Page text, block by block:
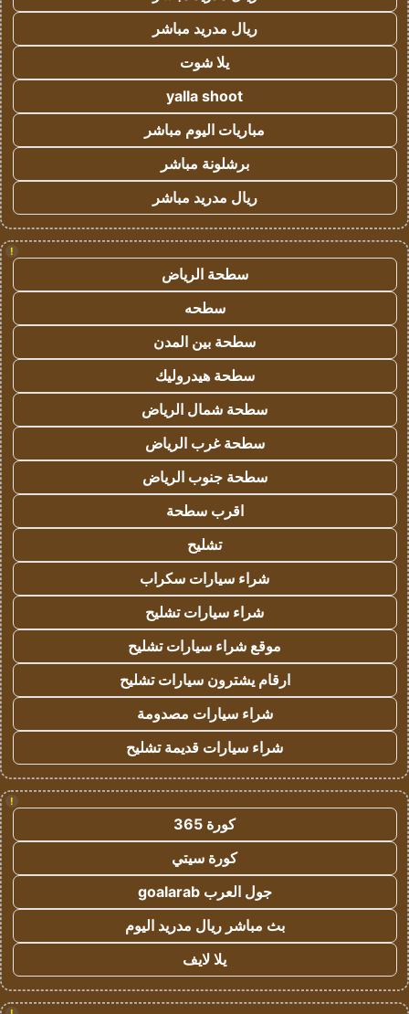
ريال مدريد مباشر
يلا شوت
yalla shoot
مباريات اليوم مباشر
برشلونة مباشر
ريال مدريد مباشر
!
سطحة الرياض
سطحه
سطحة بين المدن
سطحة هيدروليك
سطحة شمال الرياض
سطحة غرب الرياض
سطحة جنوب الرياض
اقرب سطحة
تشليح
شراء سيارات سكراب
شراء سيارات تشليح
موقع شراء سيارات تشليح
ارقام يشترون سيارات تشليح
شراء سيارات مصدومة
شراء سيارات قديمة تشليح
!
كورة 365
كورة سيتي
جول العرب goalarab
بث مباشر ريال مدريد اليوم
يلا لايف